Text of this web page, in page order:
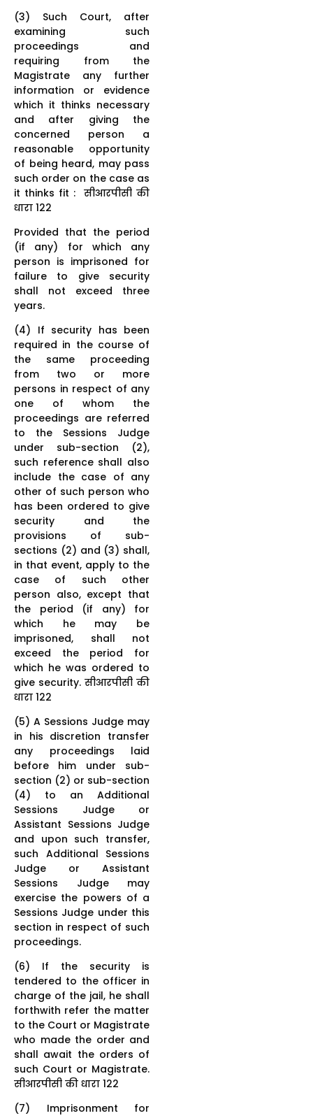
(3) Such Court, after
examining such
proceedings and
requiring from the
Magistrate any further
information or evidence
which it thinks necessary
and after giving the
concerned person a
reasonable opportunity
of being heard, may pass
such order on the case as
it thinks fit : सीआरपीसी की
धारा 122
Provided that the period
(if any) for which any
person is imprisoned for
failure to give security
shall not exceed three
years.
(4) If security has been
required in the course of
the same proceeding
from two or more
persons in respect of any
one of whom the
proceedings are referred
to the Sessions Judge
under sub-section (2),
such reference shall also
include the case of any
other of such person who
has been ordered to give
security and the
provisions of sub-
sections (2) and (3) shall,
in that event, apply to the
case of such other
person also, except that
the period (if any) for
which he may be
imprisoned, shall not
exceed the period for
which he was ordered to
give security. सीआरपीसी की
धारा 122
(5) A Sessions Judge may
in his discretion transfer
any proceedings laid
before him under sub-
section (2) or sub-section
(4) to an Additional
Sessions Judge or
Assistant Sessions Judge
and upon such transfer,
such Additional Sessions
Judge or Assistant
Sessions Judge may
exercise the powers of a
Sessions Judge under this
section in respect of such
proceedings.
(6) If the security is
tendered to the officer in
charge of the jail, he shall
forthwith refer the matter
to the Court or Magistrate
who made the order and
shall await the orders of
such Court or Magistrate.
सीआरपीसी की धारा 122
(7) Imprisonment for